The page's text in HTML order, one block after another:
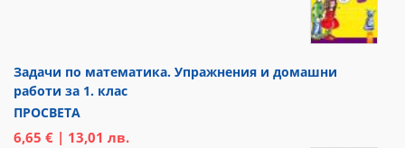
Задачи по математика. Упражнения и домашни
работи за 1. клас
ПРОСВЕТА
6,65 € | 13,01 лв.